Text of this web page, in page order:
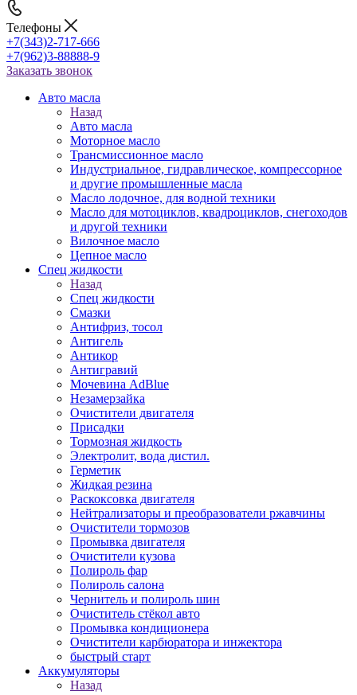
Телефоны
+7(343)2-717-666
+7(962)3-88888-9
Заказать звонок
Авто масла
Назад
Авто масла
Моторное масло
Трансмиссионное масло
Индустриальное, гидравлическое, компрессорное
и другие промышленные масла
Масло лодочное, для водной техники
Масло для мотоциклов, квадроциклов, снегоходов
и другой техники
Вилочное масло
Цепное масло
Спец жидкости
Назад
Спец жидкости
Смазки
Антифриз, тосол
Антигель
Антикор
Антигравий
Мочевина AdBlue
Незамерзайка
Очистители двигателя
Присадки
Тормозная жидкость
Электролит, вода дистил.
Герметик
Жидкая резина
Раскоксовка двигателя
Нейтрализаторы и преобразователи ржавчины
Очистители тормозов
Промывка двигателя
Очистители кузова
Полироль фар
Полироль салона
Чернитель и полироль шин
Очиститель стёкол авто
Промывка кондиционера
Очистители карбюратора и инжектора
быстрый старт
Аккумуляторы
Назад